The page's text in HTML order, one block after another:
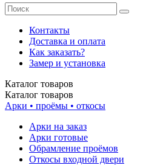
Контакты
Доставка и оплата
Как заказать?
Замер и установка
Каталог товаров
Каталог товаров
Арки • проёмы • откосы
Арки на заказ
Арки готовые
Обрамление проёмов
Откосы входной двери